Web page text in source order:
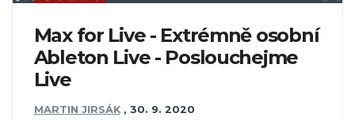
Max for Live - Extrémně osobní
Ableton Live - Poslouchejme
Live
MARTIN JIRSÁK , 30. 9. 2020